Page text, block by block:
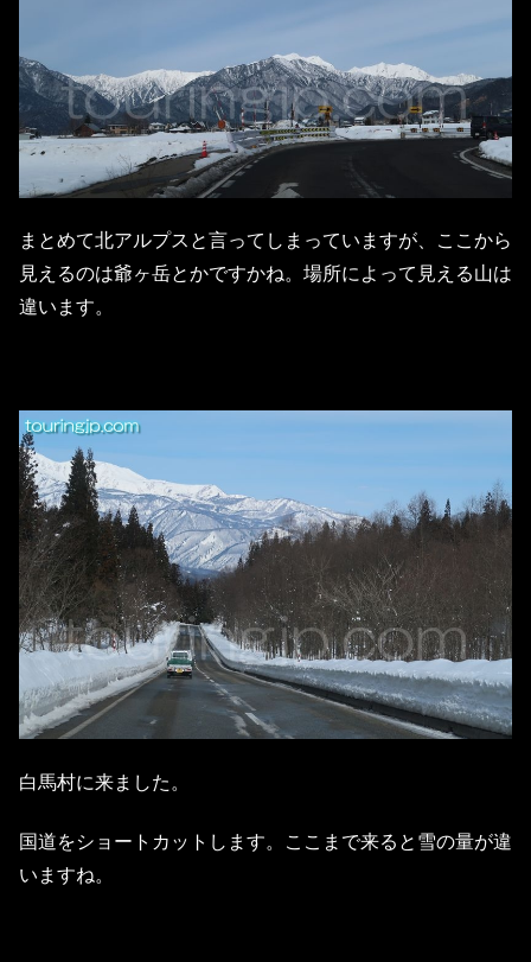
まとめて北アルプスと言ってしまっていますが、ここから
見えるのは爺ヶ岳とかですかね。場所によって見える山は
違います。
白馬村に来ました。
国道をショートカットします。ここまで来ると雪の量が違
いますね。